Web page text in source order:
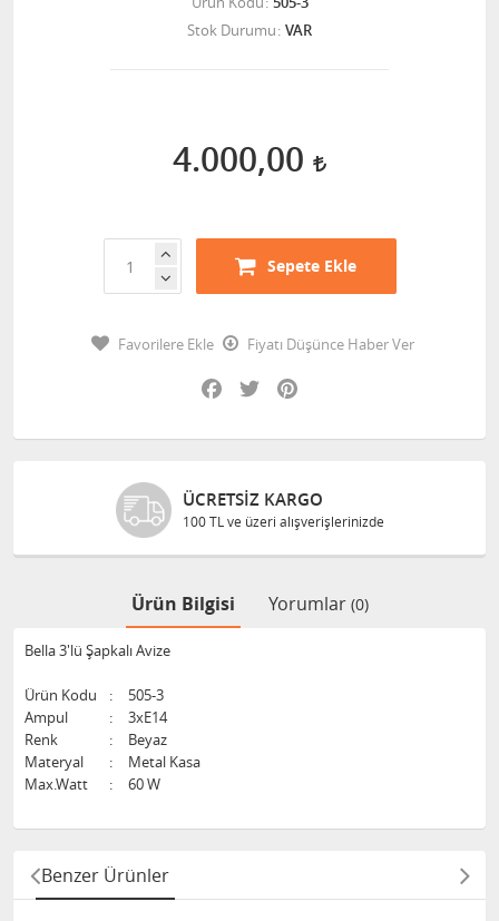
Stok Durumu VAR
4.000,00
Sepete Ekle
Favorilere Ekle
Fiyatı Düşünce Haber Ver
Facebook
Twitter
ÜCRETSIZ KARGO
100 TL ve üzeri alışverişlerinizde
Ürün Bilgisi Yorumlar (0)
Bella 3'lü Şapkalı Avize
Ürün Kodu :
505-3
Ampul
:
3xE14
Renk
:
Beyaz
Materyal
:
Metal Kasa
Max.Watt
: 60 W
Benzer Ürünler